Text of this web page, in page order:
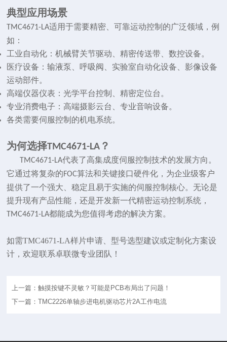
典型应用场景
TMC4671-LA适用于需要精密、可靠运动控制的广泛领域，例
如：
工业自动化：机械臂关节驱动、精密传送带、数控设备。
医疗设备：输液泵、呼吸阀、实验室自动化设备、影像设备
运动部件。
高端仪器仪表：光学平台控制、精密定位台。
专业消费电子：高端摄影云台、专业音响设备。
各类需要伺服控制的机电系统。
为何选择TMC4671-LA ？
TMC4671-LA代表了高集成度伺服控制技术的发展方向。
它通过将复杂的FOC算法和关键接口硬件化，为企业级客户
提供了一个强大、稳定且易于实施的伺服控制核心。无论是
提升现有产品性能，还是开发新一代精密运动控制系统，
TMC4671-LA都能成为您值得考虑的解决方案。
如需TMC4671-LA样片申请、型号选型建议或定制化方案设
计，欢迎联系卓联微专业团队！
上一篇：触摸按键不灵敏？可能是PCB布局出了问题！
下一篇：TMC2226单轴步进电机驱动芯片2A工作电流